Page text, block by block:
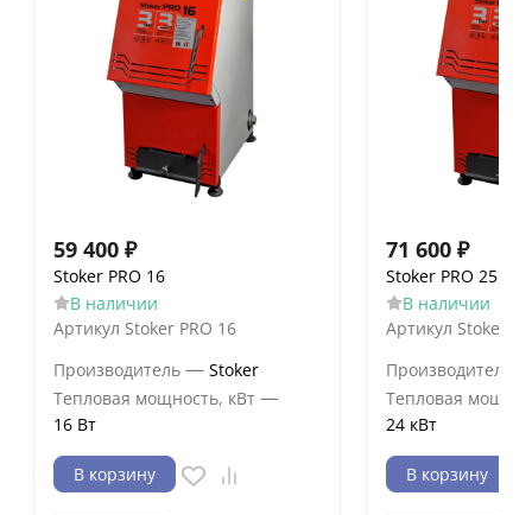
59 400 ₽
Stoker PRO 16
В наличии
Артикул Stoker PRO 16
Производитель — Stoker
Тепловая мощность, кВт —
16 Вт
В корзину
71 600 ₽
Stoker PRO 25
В наличии
Артикул Stoker
Производитель
Тепловая
24 кВт
В корзину